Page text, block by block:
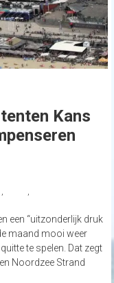
Kans
, ,
een “uitzonderlijk druk
maand mooi weer
te spelen. Dat zegt
Noordzee Strand